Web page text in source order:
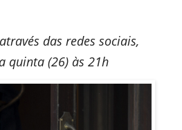
das redes sociais,
quinta (26) às 21h